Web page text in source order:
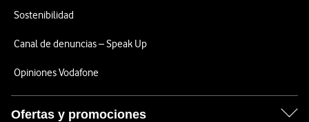
Sostenibilidad
Canal de denuncias – Speak Up
Opiniones Vodafone
Ofertas y promociones